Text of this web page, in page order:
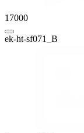
17000
ek-ht-sf071_B